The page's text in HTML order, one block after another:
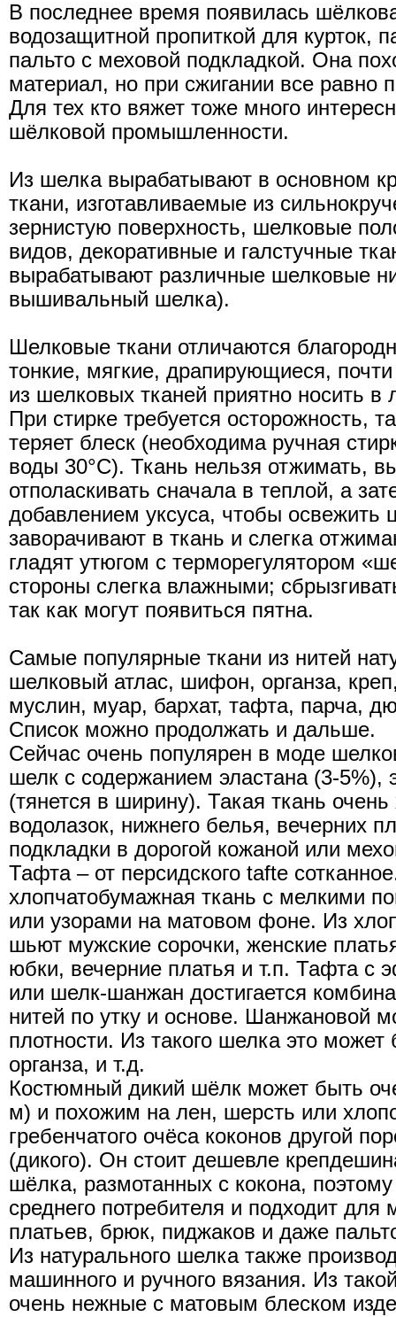
В последнее время появилась
водозащитной пропиткой для курток,
пальто с меховой подкладкой. Она
материал, но при сжигании все равно
Для тех кто вяжет тоже много
шёлковой промышленности.
Из шелка вырабатывают в основном
ткани, изготавливаемые из
зернистую поверхность, шелковые
видов, декоративные и галстучные
вырабатывают различные шелковые
вышивальный шелка).
Шелковые ткани отличаются
тонкие, мягкие, драпирующиеся,
из шелковых тканей приятно носить в
При стирке требуется осторожность,
теряет блеск (необходима ручная
воды 30°С). Ткань нельзя отжимать,
отполаскивать сначала в теплой, а
добавлением уксуса, чтобы освежить
заворачивают в ткань и слегка
гладят утюгом с терморегулятором
стороны слегка влажными;
так как могут появиться пятна.
Самые популярные ткани из нитей
шелковый атлас, шифон, органза,
муслин, муар, бархат, тафта, парча,
Список можно продолжать и дальше.
Сейчас очень популярен в моде
шелк с содержанием эластана (3-5%),
(тянется в ширину). Такая ткань
водолазок, нижнего белья, вечерних
подкладки в дорогой кожаной или
Тафта – от персидского tafte
хлопчатобумажная ткань с мелкими
или узорами на матовом фоне. Из
шьют мужские сорочки, женские
юбки, вечерние платья и т.п. Тафта с
или шелк-шанжан достигается
нитей по утку и основе. Шанжановой
плотности. Из такого шелка это
органза, и т.д.
Костюмный дикий шёлк может быть
м) и похожим на лен, шерсть или
гребенчатого очёса коконов другой
(дикого). Он стоит дешевле
шёлка, размотанных с кокона,
среднего потребителя и подходит для
платьев, брюк, пиджаков и даже
Из натурального шелка также
машинного и ручного вязания. Из
очень нежные с матовым блеском